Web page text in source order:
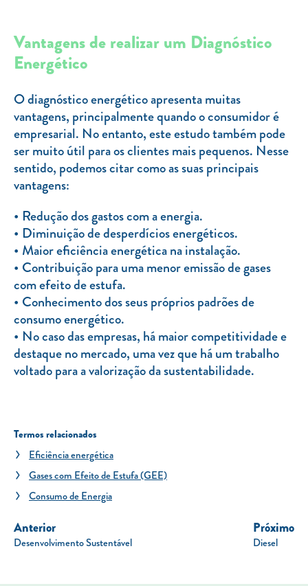
Vantagens de realizar um Diagnóstico
Energético
O diagnóstico energético apresenta muitas
vantagens, principalmente quando o consumidor é
empresarial. No entanto, este estudo também pode
ser muito útil para os clientes mais pequenos. Nesse
sentido, podemos citar como as suas principais
vantagens:
Redução dos gastos com a energia.
Diminuição de desperdícios energéticos.
Maior eficiência energética na instalação.
Contribuição para uma menor emissão de gases
com efeito de estufa.
Conhecimento dos seus próprios padrões de
consumo energético.
No caso das empresas, há maior competitividade e
destaque no mercado, uma vez que há um trabalho
voltado para a valorização da sustentabilidade.
Termos relacionados
Eficiência energética
Gases com Efeito de Estufa (GEE)
Consumo de Energia
Anterior
Desenvolvimento Sustentável
Próximo
Diesel